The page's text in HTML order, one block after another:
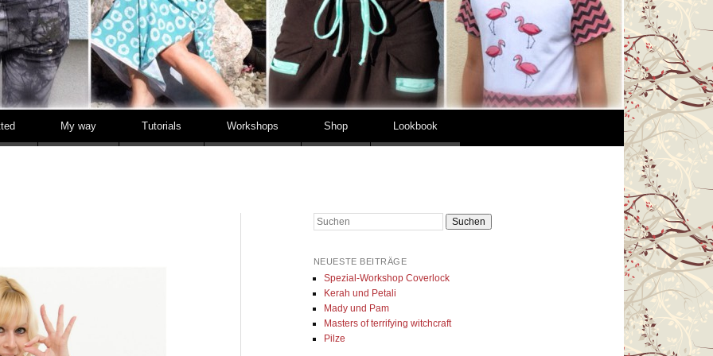
My way Tutorials Workshops Shop Lookbook
Suchen
NEUESTE BEITRÄGE
Spezial-Workshop Coverlock
Kerah und Petali
Mady und Pam
Masters of terrifying witchcraft
Pilze